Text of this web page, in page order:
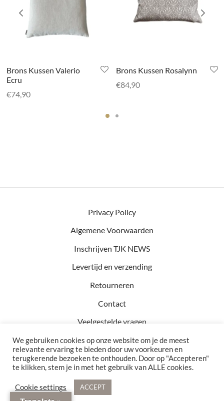
Brons Kussen Valerio
Ecru
€74,90
Brons Kussen Rosalynn
€84,90
Privacy Policy
Algemene Voorwaarden
Inschrijven TJK NEWS
Levertijd en verzending
Retourneren
Contact
Veelgestelde vragen
Kvk: 81457782
BTW: NL002990154B76
Bezoekadres: Hof 15 5571 CA Bergeijk
© 2021 - 2026 TJK Interior. Alle rechten voorbehouden
We gebruiken cookies op onze website om je de meest
relevante ervaring te bieden door uw voorkeuren en
terugkerende bezoeken te onthouden. Door op "Accepteren"
te klikken, stem je in met het gebruik van ALLE cookies.
Cookie settings ACCEPT